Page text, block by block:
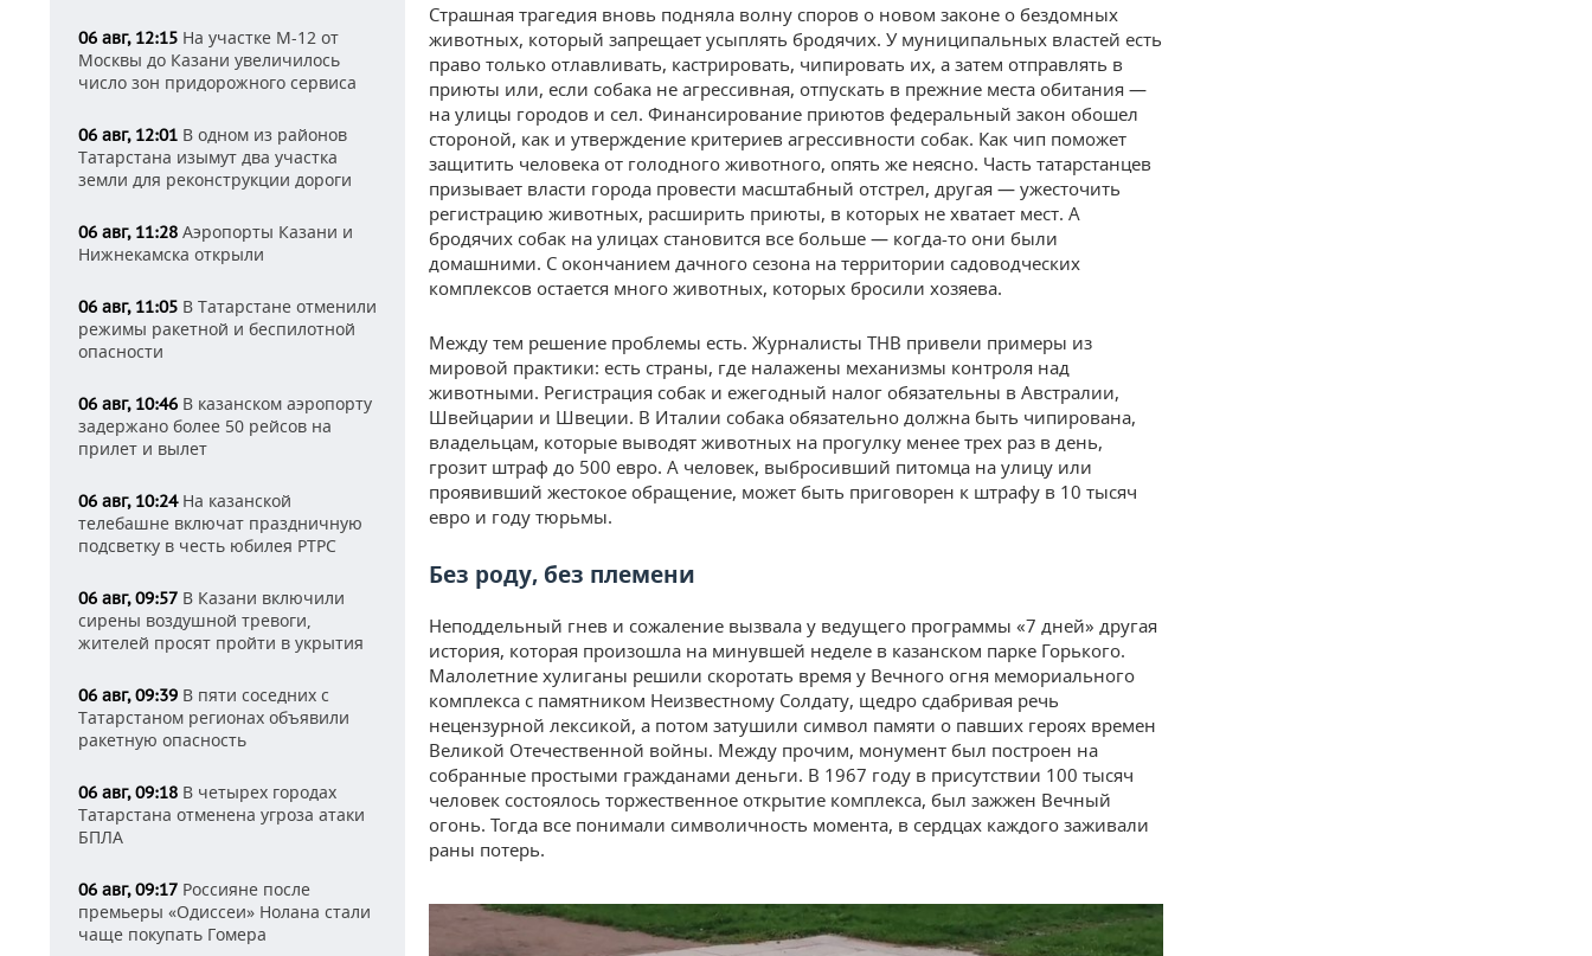
06 авг, 12:15 На участке М-12 от
Москвы до Казани увеличилось
число зон придорожного сервиса
06 авг, 12:01 В одном из районов
Татарстана изымут два участка
земли для реконструкции дороги
06 авг, 11:28 Аэропорты Казани и
Нижнекамска открыли
06 авг, 11:05 В Татарстане отменили
режимы ракетной и беспилотной
опасности
06 авг, 10:46 В казанском аэропорту
задержано более 50 рейсов на
прилет и вылет
06 авг, 10:24На казанской
телебашне включат праздничную
подсветку в честь юбилея РТРС
06 авг, 09:57 В Казани включили
сирены воздушной тревоги,
жителей просят пройти в укрытия
06 авг, 09:39 В пяти соседних с
Татарстаном регионах объявили
ракетную опасность
06 авг, 09:18 В четырех городах
Татарстана отменена угроза атаки
БПЛА
06 авг, 09:17 Россияне после
премьеры «Одиссеи» Нолана стали
чаще покупать Гомера
Страшная трагедия вновь подняла волну споров о новом законе о бездомных
животных, который запрещает усыплять бродячих. У муниципальных властей есть
право только отлавливать, кастрировать, чипировать их, а затем отправлять в
приюты или, если собака не агрессивная, отпускать в прежние места обитания —
на улицы городов и сел. Финансирование приютов федеральный закон обошел
стороной, как и утверждение критериев агрессивности собак. Как чип поможет
защитить человека от голодного животного, опять же неясно. Часть татарстанцев
призывает власти города провести масштабный отстрел, другая — ужесточить
регистрацию животных, расширить приюты, в которых не хватает мест. А
бродячих собак на улицах становится все больше — когда-то они были
домашними. С окончанием дачного сезона на территории садоводческих
комплексов остается много животных, которых бросили хозяева.
Между тем решение проблемы есть. Журналисты ТНВ привели примеры из
мировой практики: есть страны, где налажены механизмы контроля над
животными. Регистрация собак и ежегодный налог обязательны в Австралии,
Швейцарии и Швеции. В Италии собака обязательно должна быть чипирована,
владельцам, которые выводят животных на прогулку менее трех раз в день,
грозит штраф до 500 евро. А человек, выбросивший питомца на улицу или
проявивший жестокое обращение, может быть приговорен к штрафу в 10 тысяч
евро и году тюрьмы.
Без роду, без племени
Неподдельный гнев и сожаление вызвала у ведущего программы «7 дней» другая
история, которая произошла на минувшей неделе в казанском парке Горького.
Малолетние хулиганы решили скоротать время у Вечного огня мемориального
комплекса с памятником Неизвестному Солдату, щедро сдабривая речь
нецензурной лексикой, а потом затушили символ памяти о павших героях времен
Великой Отечественной войны. Между прочим, монумент был построен на
собранные простыми гражданами деньги. В 1967 году в присутствии 100 тысяч
человек состоялось торжественное открытие комплекса, был зажжен Вечный
огонь. Тогда все понимали символичность момента, в сердцах каждого заживали
раны потерь.